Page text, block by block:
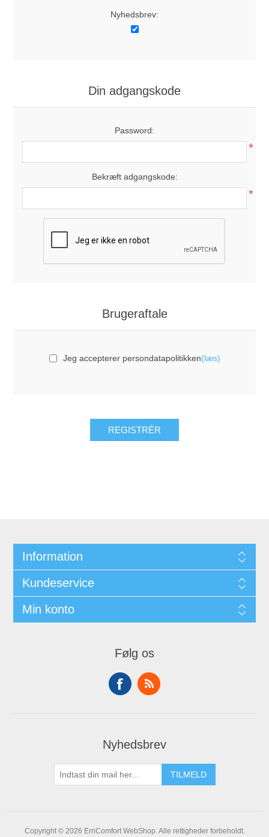
Nyhedsbrev:
Din adgangskode
Password:
*
Bekræft adgangskode:
*
Brugeraftale
Jeg accepterer persondatapolitikken(læs)
Information
Kundeservice
Min konto
Følg os
Nyhedsbrev
Copyright © 2026 ErriComfort WebShop. Alle rettigheder forbeholdt.